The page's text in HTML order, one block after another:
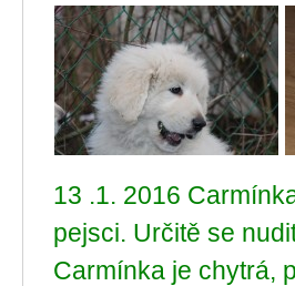
13 .1. 2016
pejsci. Určitě se
Carmínka je chytrá,